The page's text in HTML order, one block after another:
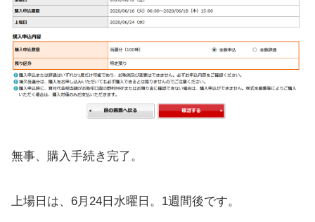
無事、購入手続き完了。
上場日は、6月24日水曜日。1週間後です。